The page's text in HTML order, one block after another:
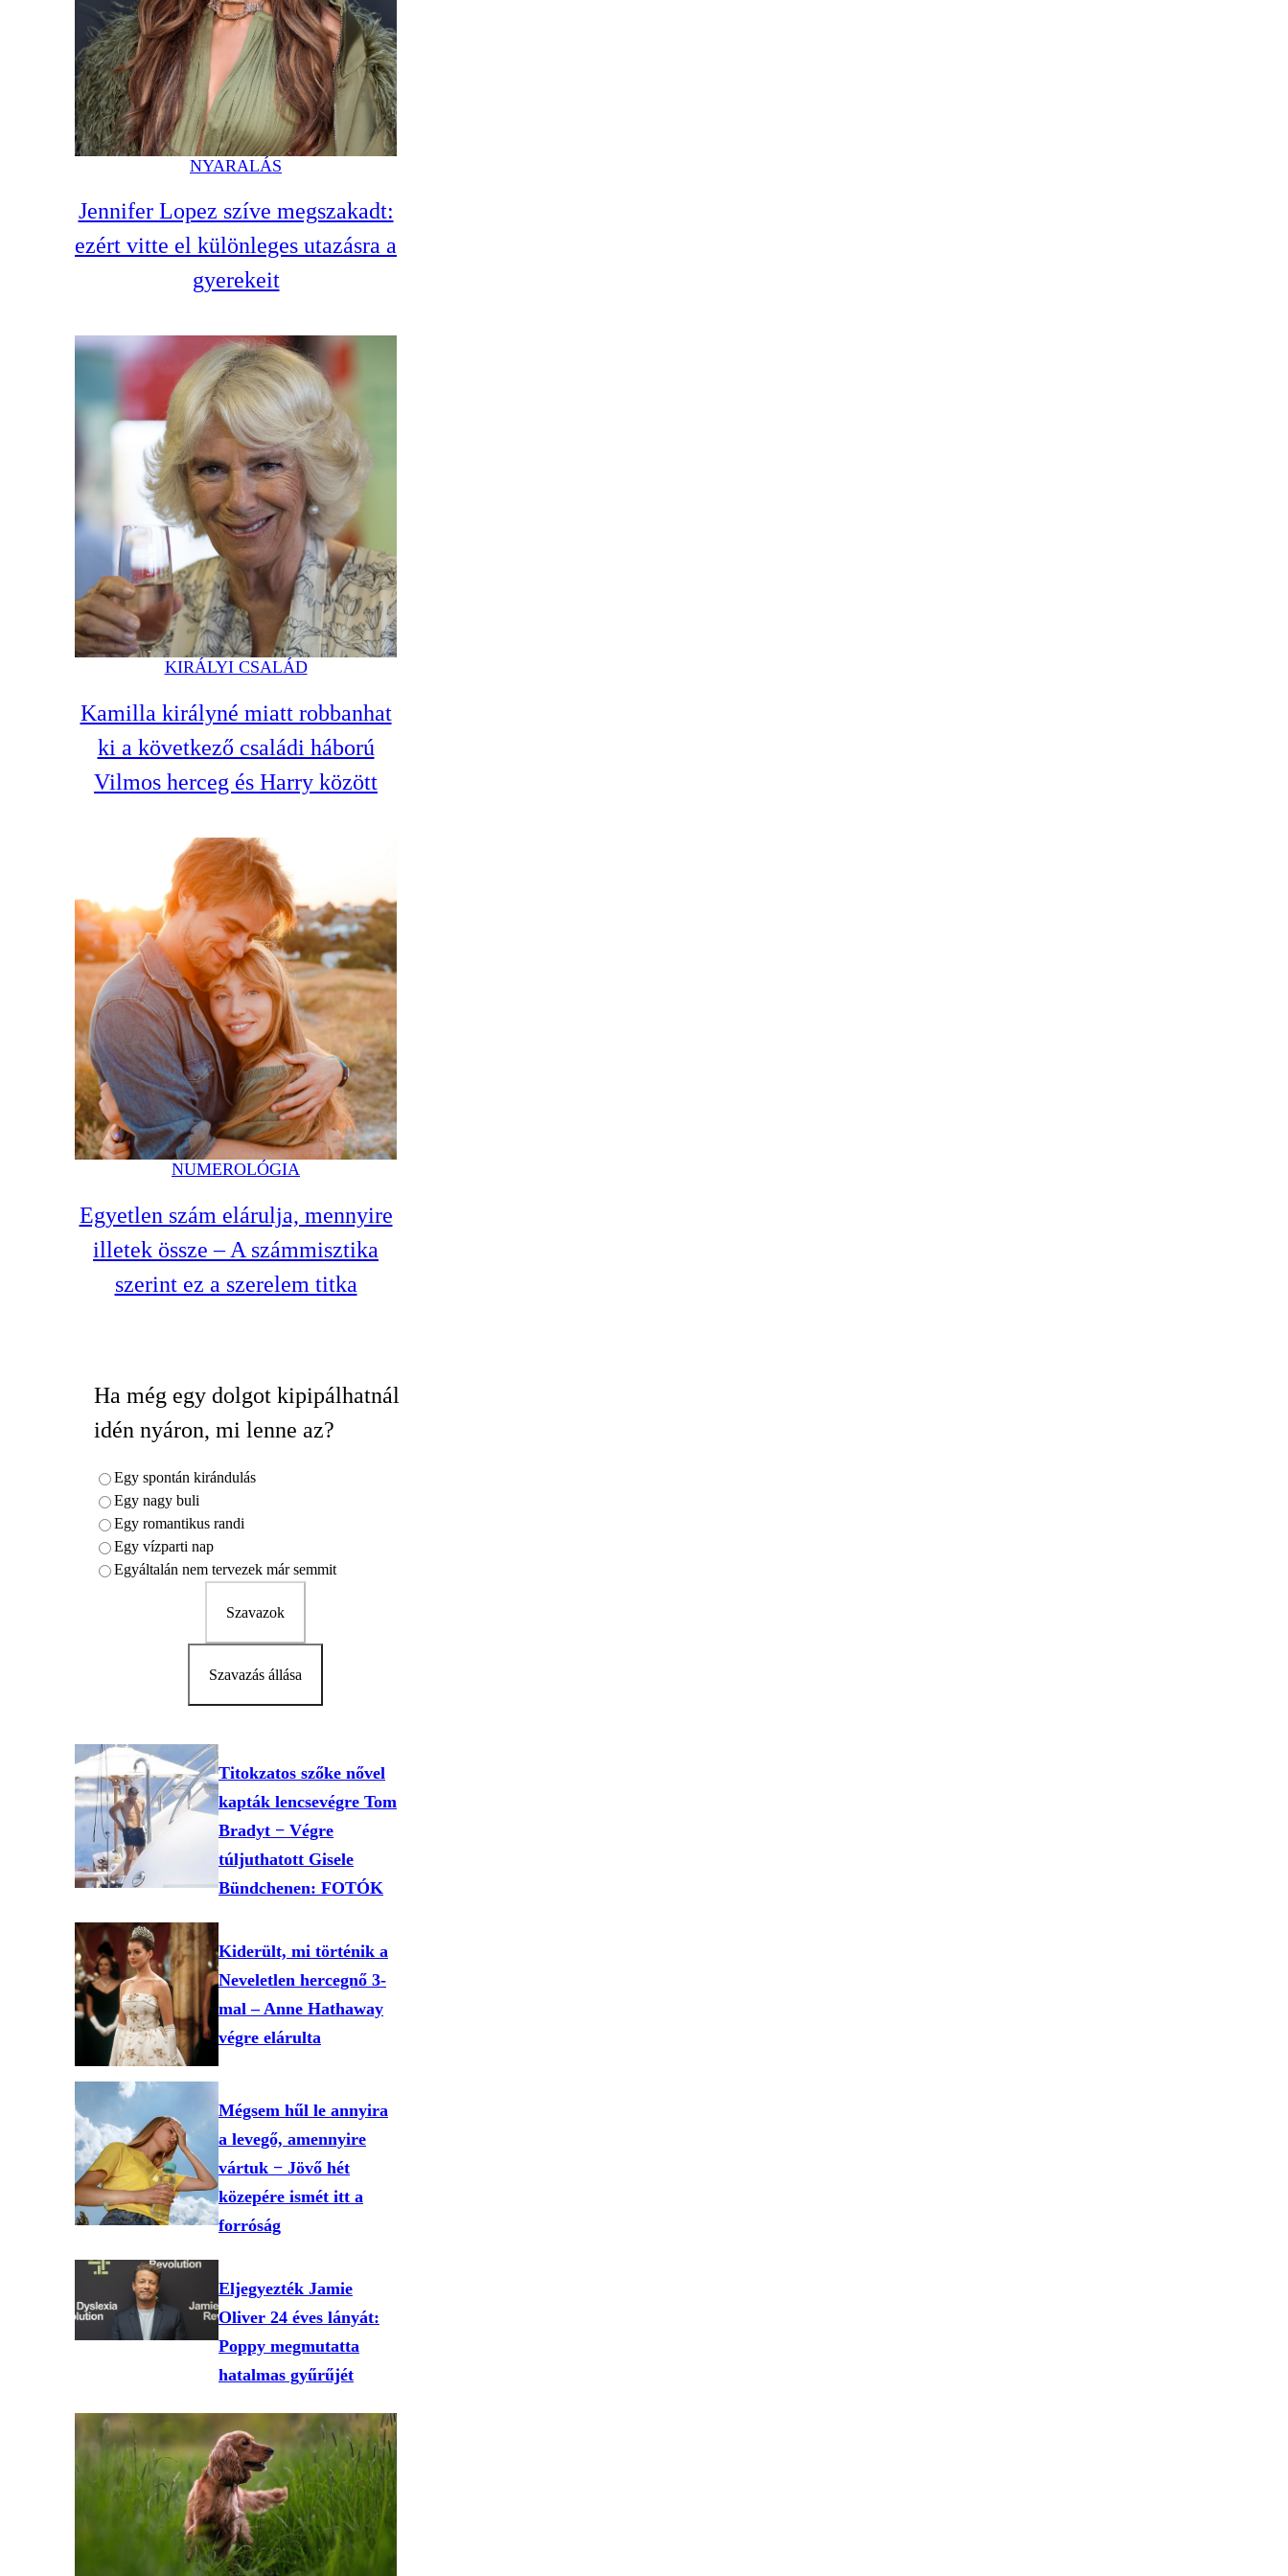
NYARALÁS
Jennifer Lopez szíve megszakadt:
ezért vitte el különleges utazásra a
gyerekeit
KIRÁLYI CSALÁD
Kamilla királyné miatt robbanhat
ki a következő családi háború
Vilmos herceg és Harry között
NUMEROLÓGIA
Egyetlen szám elárulja, mennyire
illetek össze – A számmisztika
szerint ez a szerelem titka
Ha még egy dolgot kipipálhatnál
idén nyáron, mi lenne az?
Egy spontán kirándulás
Egy nagy buli
Egy romantikus randi
Egy vízparti nap
Egyáltalán nem tervezek már semmit
Szavazok
Szavazás állása
Titokzatos szőke nővel
kapták lencsevégre Tom
Bradyt − Végre
túljuthatott Gisele
Bündchenen: FOTÓK
Kiderült, mi történik a
Neveletlen hercegnő 3-
mal – Anne Hathaway
végre elárulta
Mégsem hűl le annyira
a levegő, amennyire
vártuk − Jövő hét
közepére ismét itt a
forróság
Eljegyezték Jamie
Oliver 24 éves lányát:
Poppy megmutatta
hatalmas gyűrűjét